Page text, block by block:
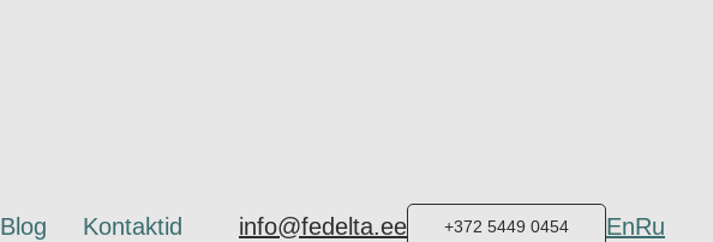
Blog Kontaktid info@fedelta.ee +372 5449 0454 EnRu